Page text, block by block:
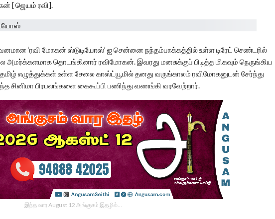
[ ஜெயம் ரவி].
‘ரவி மோகன் ஸ்டுடியோஸ்’ ஐ சென்னை நந்தம்பாக்கத்தில் உள்ள டிரேட் செண்டரில்
தொடங்கினார் ரவிமோகன். இவரது மனசுக்குப் பிடித்த மிகவும் நெருங்கிய
எழுத்துக்கள் உள்ள சேலை காஸ்ட்யூமில் தனது வருங்காலம் ரவிமோகனுடன் சேர்ந்து
சினிமா பிரபலங்களை கைகூப்பி பணிந்து வணங்கி வரவேற்றார்.
இந்த வார August 12 அங்குசம் இதழில்…